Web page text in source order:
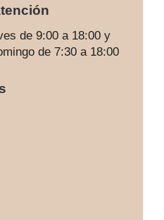
de 9:00 a 18:00 y
de 7:30 a 18:00